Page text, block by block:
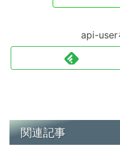
api-user
関連記事